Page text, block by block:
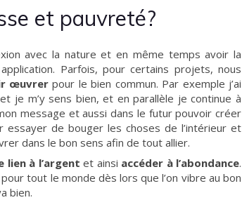
et pauvreté?
avec la nature et en même temps avoir la
Parfois, pour certains projets, nous
œuvrer pour le bien commun. Par exemple j’ai
je m’y sens bien, et en parallèle je continue à
message et aussi dans le futur pouvoir créer
essayer de bouger les choses de l’intérieur et
dans le bon sens afin de tout allier.
lien à l’argent et ainsi accéder à l’abondance.
pour tout le monde dès lors que l’on vibre au bon
bien.